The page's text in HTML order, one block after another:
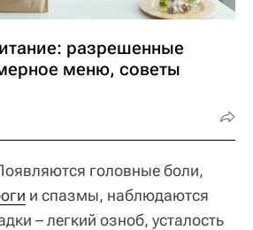
разрешенные
меню, советы
головные боли,
и спазмы, наблюдаются
– легкий озноб, усталость